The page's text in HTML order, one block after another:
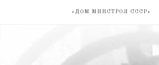
«ДОМ МИНСТРОЯ СССР»